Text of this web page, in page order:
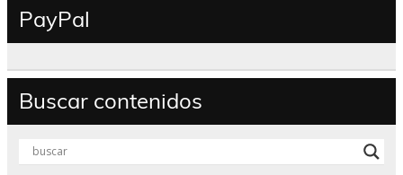
PayPal
Buscar contenidos